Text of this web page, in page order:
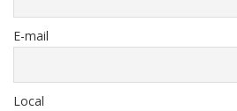
E-mail
Local